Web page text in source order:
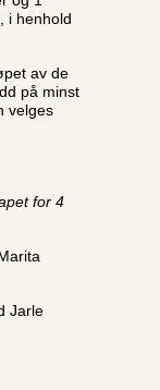
i henhold
av de
på minst
velges
for 4